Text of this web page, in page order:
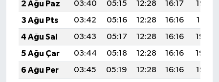
2 Ağu Paz
03:40 05:15 12:28 16:17
19:32
3 Ağu Pts
03:42 05:16 12:28 16:16
19:31
4 Ağu Sal
03:43 05:17 12:28 16:16
19:30
5 Ağu Çar
03:44 05:18 12:28 16:16
19:29
6 Ağu Per
03:45 05:19 12:28 16:16
19:28